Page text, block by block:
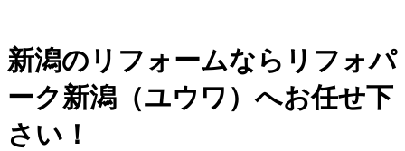
新潟のリフォームならリフォパ
ーク新潟（ユウワ）へお任せ下
さい！